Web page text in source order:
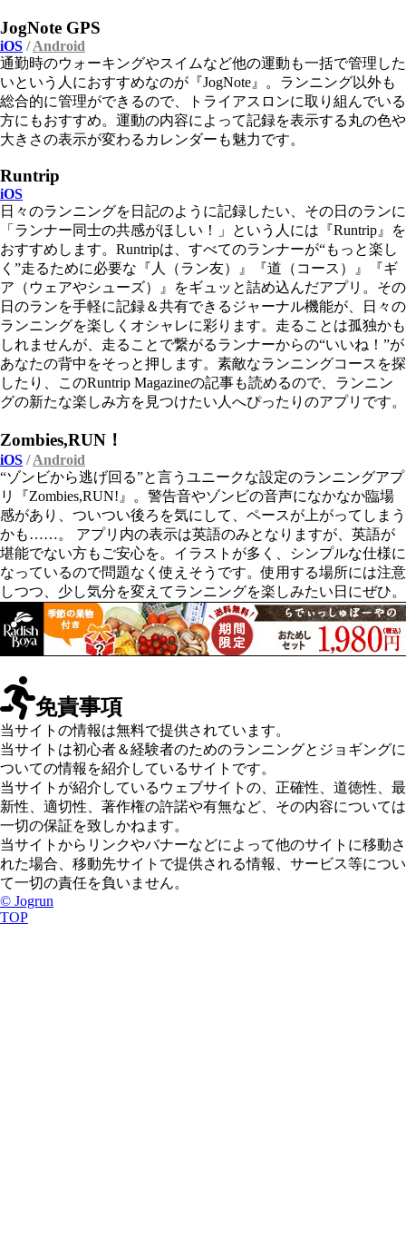
JogNote GPS
iOS /Android
通勤時のウォーキングやスイムなど他の運動も一括で管理した
いという人におすすめなのが『JogNote』。ランニング以外も
総合的に管理ができるので、トライアスロンに取り組んでいる
方にもおすすめ。運動の内容によって記録を表示する丸の色や
大きさの表示が変わるカレンダーも魅力です。
Runtrip
iOS
日々のランニングを日記のように記録したい、その日のランに
「ランナー同士の共感がほしい！」という人には『Runtrip』を
おすすめします。Runtripは、すべてのランナーが“もっと楽し
く”走るために必要な『人（ラン友）』『道（コース）』『ギ
ア（ウェアやシューズ）』をギュッと詰め込んだアプリ。その
日のランを手軽に記録＆共有できるジャーナル機能が、日々の
ランニングを楽しくオシャレに彩ります。走ることは孤独かも
しれませんが、走ることで繋がるランナーからの“いいね！”が
あなたの背中をそっと押します。素敵なランニングコースを探
したり、このRuntrip Magazineの記事も読めるので、ランニン
グの新たな楽しみ方を見つけたい人へぴったりのアプリです。
Zombies,RUN！
iOS /Android
“ゾンビから逃げ回る”と言うユニークな設定のランニングアプ
リ『Zombies,RUN!』。警告音やゾンビの音声になかなか臨場
感があり、ついつい後ろを気にして、ペースが上がってしまう
かも……。 アプリ内の表示は英語のみとなりますが、英語が
堪能でない方もご安心を。イラストが多く、シンプルな仕様に
なっているので問題なく使えそうです。使用する場所には注意
しつつ、少し気分を変えてランニングを楽しみたい日にぜひ。
免責事項
当サイトの情報は無料で提供されています。
当サイトは初心者＆経験者のためのランニングとジョギングに
ついての情報を紹介しているサイトです。
当サイトが紹介しているウェブサイトの、正確性、道徳性、最
新性、適切性、著作権の許諾や有無など、その内容については
一切の保証を致しかねます。
当サイトからリンクやバナーなどによって他のサイトに移動さ
れた場合、移動先サイトで提供される情報、サービス等につい
て一切の責任を負いません。
© Jogrun
TOP